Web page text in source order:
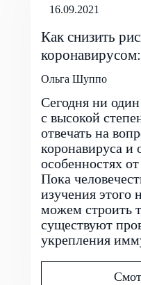
16.09.2021
Как снизить
Ольга Шуппо
Сегодня ни
с высокой
отвечать на
коронавируса и
особенностях
Пока
изучения
можем строить
существуют
укрепления